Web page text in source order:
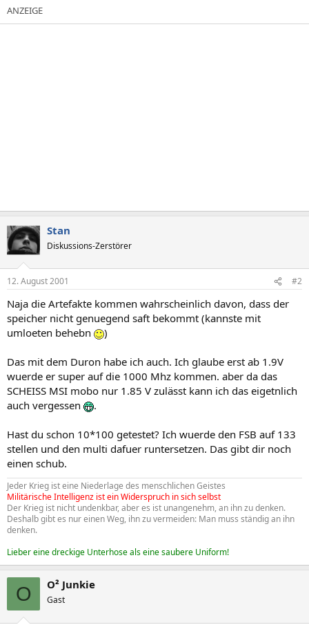
Stan
Diskussions-Zerstörer
12. August 2001 #2
Naja die Artefakte kommen wahrscheinlich davon, dass der
speicher nicht genuegend saft bekommt (kannste mit
umloeten behebn
)
Das mit dem Duron habe ich auch. Ich glaube erst ab 1.9V
wuerde er super auf die 1000 Mhz kommen. aber da das
SCHEISS MSI mobo nur 1.85 V zulässt kann ich das eigetnlich
auch vergessen
.
Hast du schon 10*100 getestet? Ich wuerde den FSB auf 133
stellen und den multi dafuer runtersetzen. Das gibt dir noch
einen schub.
Jeder Krieg ist eine Niederlage des menschlichen Geistes
Militärische Intelligenz ist ein Widerspruch in sich selbst
Der Krieg ist nicht undenkbar, aber es ist unangenehm, an ihn zu denken.
Deshalb gibt es nur einen Weg, ihn zu vermeiden: Man muss ständig an ihn
denken.
Lieber eine dreckige Unterhose als eine saubere Uniform!
O O² Junkie
Gast